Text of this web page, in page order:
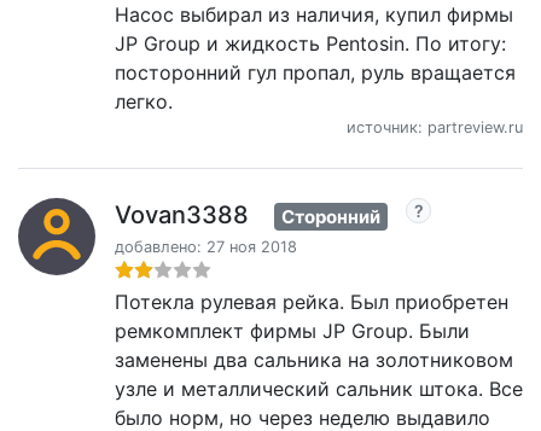
Насос выбирал из наличия, купил фирмы
JP Group и жидкость Pentosin. По итогу:
посторонний гул пропал, руль вращается
легко.
источник: partreview.ru
Vovan3388 Сторонний
добавлено: 27 ноя 2018
Потекла рулевая рейка. Был приобретен
ремкомплект фирмы JP Group. Были
заменены два сальника на золотниковом
узле и металлический сальник штока. Все
было норм, но через неделю выдавило